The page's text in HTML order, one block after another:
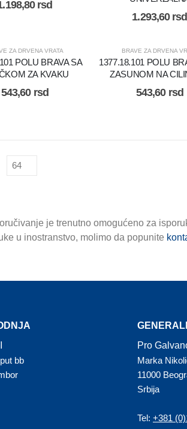
rsd
1.293,60 rsd
ZA DRVENA VRATA
POLU BRAVA SA
ZA KVAKU
543,60 rsd
BRAVE ZA DRVENA
1377.18.101 POLU
ZASUNOM NA
543,60 rsd
je trenutno omogućeno za
u inostranstvo, molimo da popunite
bb
Pro
Marka
11000
Srbija
Tel: +381